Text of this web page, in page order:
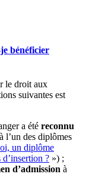
bénéficier
le droit aux
suivantes est
a été reconnu
l’un des diplômes
un diplôme
? ») ;
d’admission à